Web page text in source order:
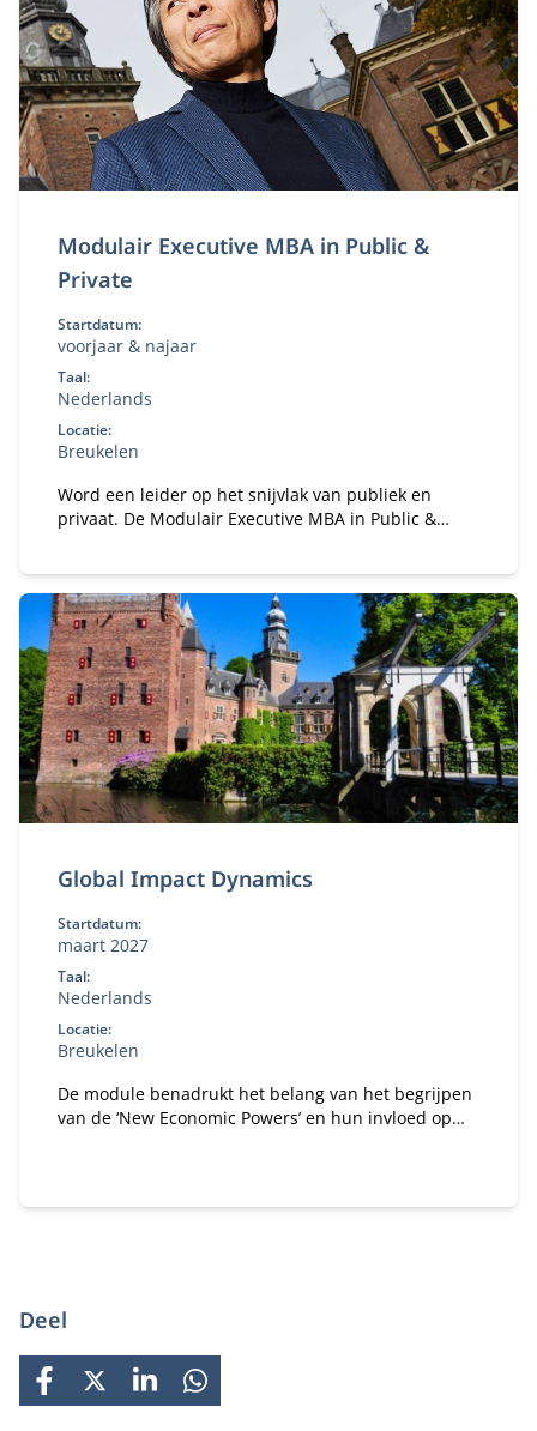
Modulair Executive MBA in Public &
Private
Startdatum:
voorjaar & najaar
Taal:
Nederlands
Locatie:
Breukelen
Word een leider op het snijvlak van publiek en
privaat. De Modulair Executive MBA in Public &
Global Impact Dynamics
Startdatum:
maart 2027
Taal:
Nederlands
Locatie:
Breukelen
De module benadrukt het belang van het begrijpen
van de ‘New Economic Powers’ en hun invloed op
Deel
FACEBOOK
X LINKEDINWHATSAPP